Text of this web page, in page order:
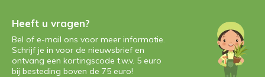
Heeft u vragen?
Bel of e-mail ons voor meer informatie.
Schrijf je in voor de nieuwsbrief en
ontvang een kortingscode t.w.v. 5 euro
bij besteding boven de 75 euro!